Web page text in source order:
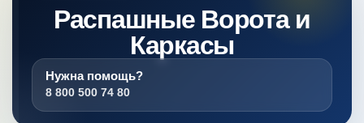
Распашные Ворота и
Каркасы
Нужна помощь?
8 800 500 74 80